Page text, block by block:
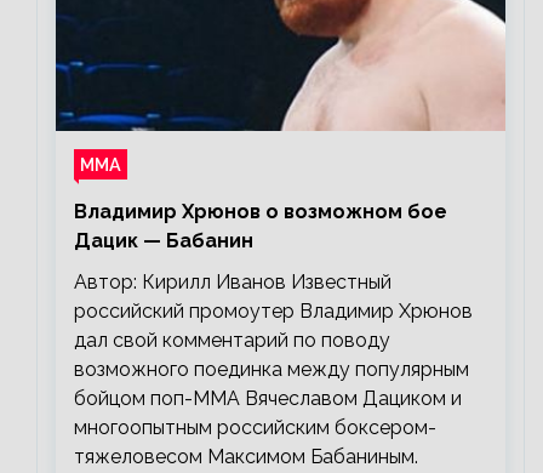
ММА
Владимир Хрюнов о возможном бое
Дацик — Бабанин
Автор: Кирилл Иванов Известный
российский промоутер Владимир Хрюнов
дал свой комментарий по поводу
возможного поединка между популярным
бойцом поп-ММА Вячеславом Дациком и
многоопытным российским боксером-
тяжеловесом Максимом Бабаниным.